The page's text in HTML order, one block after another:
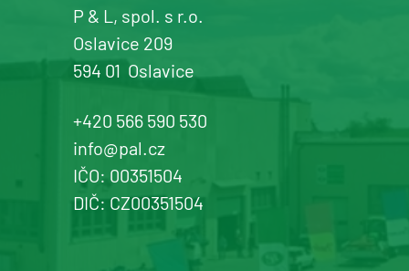
P & L, spol. s r.o.
Oslavice 209
594 01 Oslavice
+420 566 590 530
info@pal.cz
IČO: 00351504
DIČ: CZ00351504